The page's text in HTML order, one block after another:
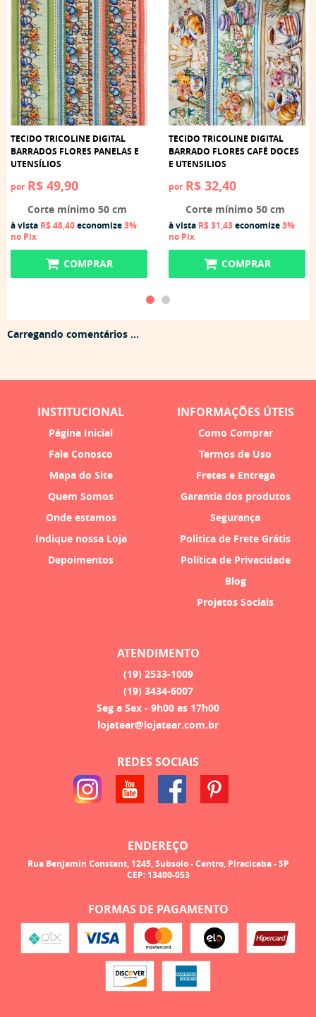
TECIDO TRICOLINE DIGITAL
BARRADOS FLORES PANELAS E
UTENSÍLIOS
por R$ 49,90
Corte mínimo 50 cm
à vista R$ 48,40economize3%
no Pix
COMPRAR
TECIDO TRICOLINE DIGITAL
BARRADO FLORES CAFÉ DOCES
E UTENSILIOS
por R$ 32,40
Corte mínimo 50 cm
à vista R$ 31,43economize3%
no Pix
COMPRAR
Carregando comentários ...
INSTITUCIONAL
Página Inicial
Fale Conosco
Mapa do Site
Quem Somos
Onde estamos
Indique nossa Loja
Depoimentos
INFORMAÇÕES ÚTEIS
Como Comprar
Termos de Uso
Fretes e Entrega
Garantia dos produtos
Segurança
Politica de Frete Grátis
Política de Privacidade
Blog
Projetos Sociais
ATENDIMENTO
(19) 2533-1009
(19) 3434-6007
Seg a Sex - 9h00 as 17h00
lojatear@lojatear.com.br
REDES SOCIAIS
ENDEREÇO
Rua Benjamin Constant, 1245, Subsolo-Centro, Piracicaba-SP
CEP: 13400-053
FORMAS DE PAGAMENTO